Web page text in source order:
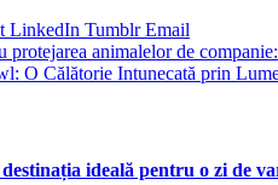
LinkedIn Tumblr Email
protejarea animalelor de
O Călătorie Intunecată prin
ideală pentru o zi de